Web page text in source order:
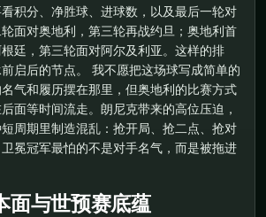
积分、净胜球、进球数，以及最后一轮对
面对奥地利，第三轮再战约旦；奥地利首
廷，第三轮面对阿尔及利亚。这样的排
启后的节点。 我不愿把这场球写成简单的
气和履历摆在那里，但奥地利的比赛方式
面等时间流走。朗尼克带来的高位压迫，
周期里制造混乱：抢开局、抢二点、抢对
冕冠军最怕的不是对手名气，而是被拖进
面与世预赛底蕴